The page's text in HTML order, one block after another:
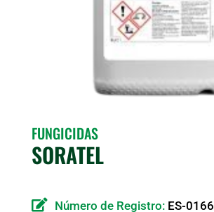
FUNGICIDAS
SORATEL
 Número de Registro:ES-